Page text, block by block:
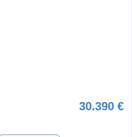
30.390 €